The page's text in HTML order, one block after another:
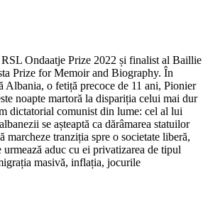
Ondaatje Prize 2022 și finalist al Baillie
Prize for Memoir and Biography. În
Albania, o fetiță precoce de 11 ani, Pionier
noapte martoră la dispariția celui mai dur
dictatorial comunist din lume: cel al lui
se așteaptă ca dărâmarea statuilor
marcheze tranziția spre o societate liberă,
urmează aduc cu ei privatizarea de tipul
masivă, inflația, jocurile